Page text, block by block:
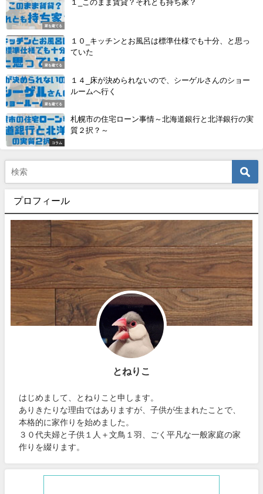
家を建てる
１_このまま賃貸？それとも持ち家？
家を建てる
１０_キッチンとお風呂は標準仕様でも十分、と思っ
ていた
家を建てる
１４_床が決められないので、シーゲルさんのショー
ルームへ行く
コラム
札幌市の住宅ローン事情～北海道銀行と北洋銀行の実
質２択？～
プロフィール
とねりこ
はじめまして、とねりこと申します。
ありきたりな理由ではありますが、子供が生まれたことで、
本格的に家作りを始めました。
３０代夫婦と子供１人＋文鳥１羽、ごく平凡な一般家庭の家
作りを綴ります。